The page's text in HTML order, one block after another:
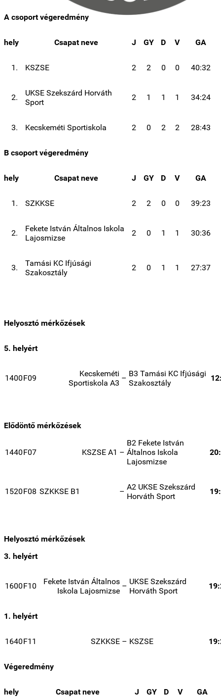
A csoport végeredmény
hely Csapat neve J GY D V GA
1. KSZSE 2 2 0 0 40:32
2.
UKSE Szekszárd Horváth
Sport
2 1 1 1 34:24
3. Kecskeméti Sportiskola 2 0 2 2 28:43
B csoport végeredmény
hely Csapat neve J GY D V GA
1. SZKKSE 2 2 0 0 39:23
2.
Fekete István Általnos Iskola
Lajosmizse
2 0 1 1 30:36
3.
Tamási KC Ifjúsági
Szakosztály
2 0 1 1 27:37
Helyosztó mérkőzések
5. helyért
1400F09
Kecskeméti
Sportiskola A3
– B3 Tamási KC Ifjúsági
Szakosztály
Elődöntő mérkőzések
1440F07 KSZSE A1 –
B2 Fekete István
Általnos Iskola
Lajosmizse
1520F08 SZKKSE B1 – A2 UKSE Szekszárd
Horváth Sport
Helyosztó mérkőzések
3. helyért
1600F10
Fekete István Általnos
Iskola Lajosmizse
– UKSE Szekszárd
Horváth Sport
1. helyért
1640F11 SZKKSE – KSZSE
Végeredmény
hely Csapat neve J GY D V GA